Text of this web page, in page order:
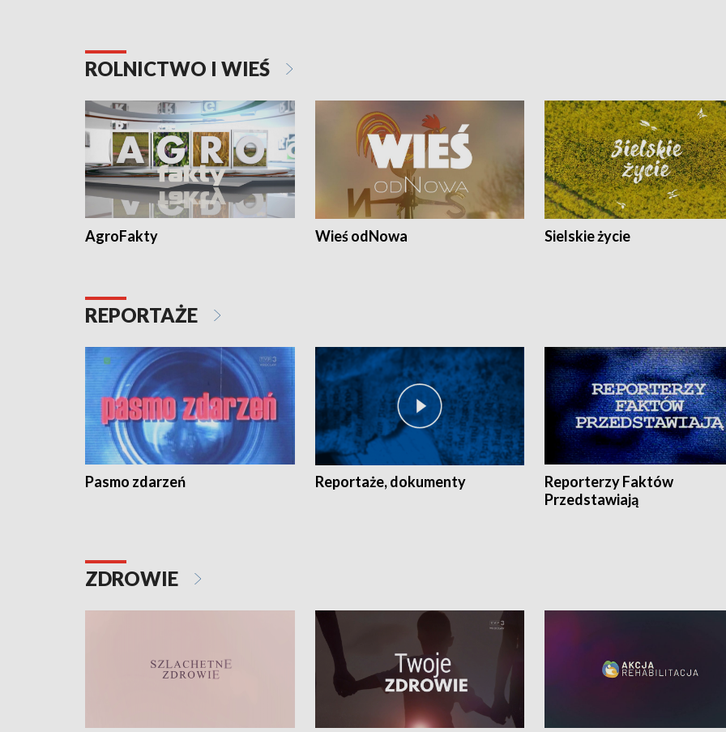
ROLNICTWO I WIEŚ
AgroFakty Wieś odNowa Sielskie życie
REPORTAŻE
Pasmo zdarzeń Reportaże, dokumenty
Reporterzy Faktów
Przedstawiają
ZDROWIE